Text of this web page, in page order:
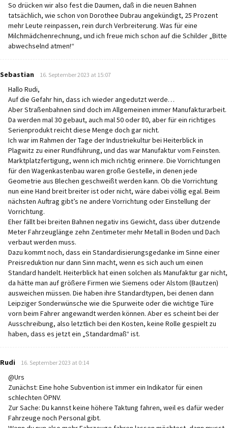
So drücken wir also fest die Daumen, daß in die neuen Bahnen
tatsächlich, wie schon von Dorothee Dubrau angekündigt, 25 Prozent
mehr Leute reinpassen, rein durch Verbreiterung. Was für eine
Milchmädchenrechnung, und ich freue mich schon auf die Schilder „Bitte
abwechselnd atmen!“
Sebastian says:
16. September 2023 at 15:07
Hallo Rudi,
Auf die Gefahr hin, dass ich wieder angedutzt werde…
Aber Straßenbahnen sind doch im Allgemeinen immer Manufakturarbeit.
Da werden mal 30 gebaut, auch mal 50 oder 80, aber für ein richtiges
Serienprodukt reicht diese Menge doch gar nicht.
Ich war im Rahmen der Tage der Industriekultur bei Heiterblick in
Plagwitz zu einer Rundführung, und das war Manufaktur vom Feinsten.
Marktplatzfertigung, wenn ich mich richtig erinnere. Die Vorrichtungen
für den Wagenkastenbau waren große Gestelle, in denen jede
Geometrie aus Blechen geschweißt werden kann. Ob die Vorrichtung
nun eine Hand breit breiter ist oder nicht, wäre dabei völlig egal. Beim
nächsten Auftrag gibt’s ne andere Vorrichtung oder Einstellung der
Vorrichtung.
Eher fällt bei breiten Bahnen negativ ins Gewicht, dass über dutzende
Meter Fahrzeuglänge zehn Zentimeter mehr Metall in Boden und Dach
verbaut werden muss.
Dazu kommt noch, dass ein Standardisierungsgedanke im Sinne einer
Preisreduktion nur dann Sinn macht, wenn es sich auch um einen
Standard handelt. Heiterblick hat einen solchen als Manufaktur gar nicht,
da hätte man auf größere Firmen wie Siemens oder Alstom (Bautzen)
ausweichen müssen. Die haben ihre Standardtypen, bei denen dann
Leipziger Sonderwünsche wie die Spurweite oder die wichtige Türe
vorn beim Fahrer angewandt werden können. Aber es scheint bei der
Ausschreibung, also letztlich bei den Kosten, keine Rolle gespielt zu
haben, dass es jetzt ein „Standardmaß“ ist.
Rudi says:
16. September 2023 at 0:14
@Urs
Zunächst: Eine hohe Subvention ist immer ein Indikator für einen
schlechten ÖPNV.
Zur Sache: Du kannst keine höhere Taktung fahren, weil es dafür weder
Fahrzeuge noch Personal gibt.